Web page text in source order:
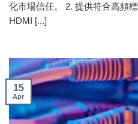
化市場信任。 2. 提供符合高頻
HDMI [...]
15
Apr